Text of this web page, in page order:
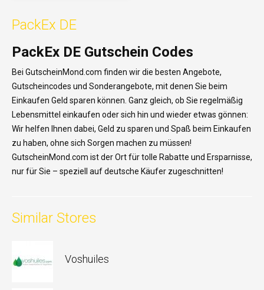
PackEx DE
PackEx DE Gutschein Codes
Bei GutscheinMond.com finden wirdie besten Angebote,
Gutscheincodes und Sonderangebote, mitdenen Sie beim
Einkaufen Geld sparen können . Ganz gleich, ob Sie regelmäßig
Lebensmittel einkaufen odersich hin und wiederetwas gönnen:
Wir helfen Ihnen dabei, Geld zu sparen und Spaß beim Einkaufen
zu haben, ohne sich Sorgen machen zu müssen!
GutscheinMond.com istder Ort fürtolle Rabatte und Ersparnisse,
nurfür Sie – speziell auf deutsche Käufer zugeschnitten!
Similar Stores
Voshuiles